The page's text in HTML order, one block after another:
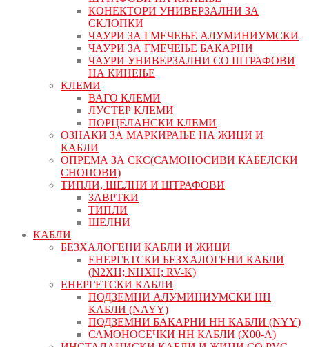
КОНЕКТОРИ УНИВЕРЗАЛНИ ЗА
СКЛОПКИ
ЧАУРИ ЗА ГМЕЧЕЊЕ АЛУМИНИУМСКИ
ЧАУРИ ЗА ГМЕЧЕЊЕ БАКАРНИ
ЧАУРИ УНИВЕРЗАЛНИ СО ШТРАФОВИ
НА КИНЕЊЕ
КЛЕМИ
ВАГО КЛЕМИ
ЛУСТЕР КЛЕМИ
ПОРЦЕЛАНСКИ КЛЕМИ
ОЗНАКИ ЗА МАРКИРАЊЕ НА ЖИЦИ И
КАБЛИ
ОПРЕМА ЗА СКС(САМОНОСИВИ КАБЕЛСКИ
СНОПОВИ)
ТИПЛИ, ШЕЛНИ И ШТРАФОВИ
ЗАВРТКИ
ТИПЛИ
ШЕЛНИ
КАБЛИ
БЕЗХАЛОГЕНИ КАБЛИ И ЖИЦИ
ЕНЕРГЕТСКИ БЕЗХАЛОГЕНИ КАБЛИ
(N2XH; NHXH; RV-K)
ЕНЕРГЕТСКИ КАБЛИ
ПОДЗЕМНИ АЛУМИНИУМСКИ НН
КАБЛИ (NAYY)
ПОДЗЕМНИ БАКАРНИ НН КАБЛИ (NYY)
САМОНОСЕЧКИ НН КАБЛИ (X00-A)